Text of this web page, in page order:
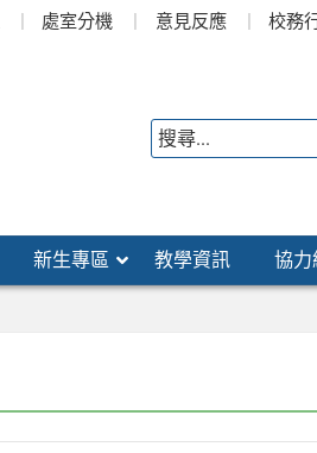
處室分機 意見反應 校務
新生專區 教學資訊 協力